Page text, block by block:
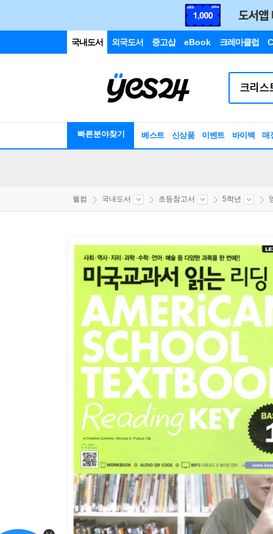
국내도서 외국도서 중고샵 eBook 크레마클럽
빠른분야찾기 베스트 신상품 이벤트 바이백 매
웰컴 국내도서 초등참고서 5학년